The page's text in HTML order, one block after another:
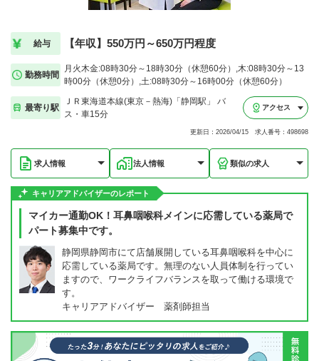
給与 【年収】550万円～650万円程度
勤務時間
月火木金:08時30分～18時30分（休憩60分）,木:08時30分～13
時00分（休憩0分）,土:08時30分～16時00分（休憩60分）
最寄り駅
ＪＲ東海道本線(東京－熱海)「静岡駅」 バ
ス・車15分
アクセス
更新日：2026/04/15 求人番号：498698
求人情報 法人情報 類似の求人
キャリアアドバイザーのレポート
マイカー通勤OK！耳鼻咽喉科メインに応需している薬局で
パート募集中です。
静岡県静岡市にて店舗展開している耳鼻咽喉科を中心に
応需している薬局です。無理のない人員体制を行ってい
ますので、ワークライフバランスを取って働ける環境で
す。
キャリアアドバイザー 薬剤師担当